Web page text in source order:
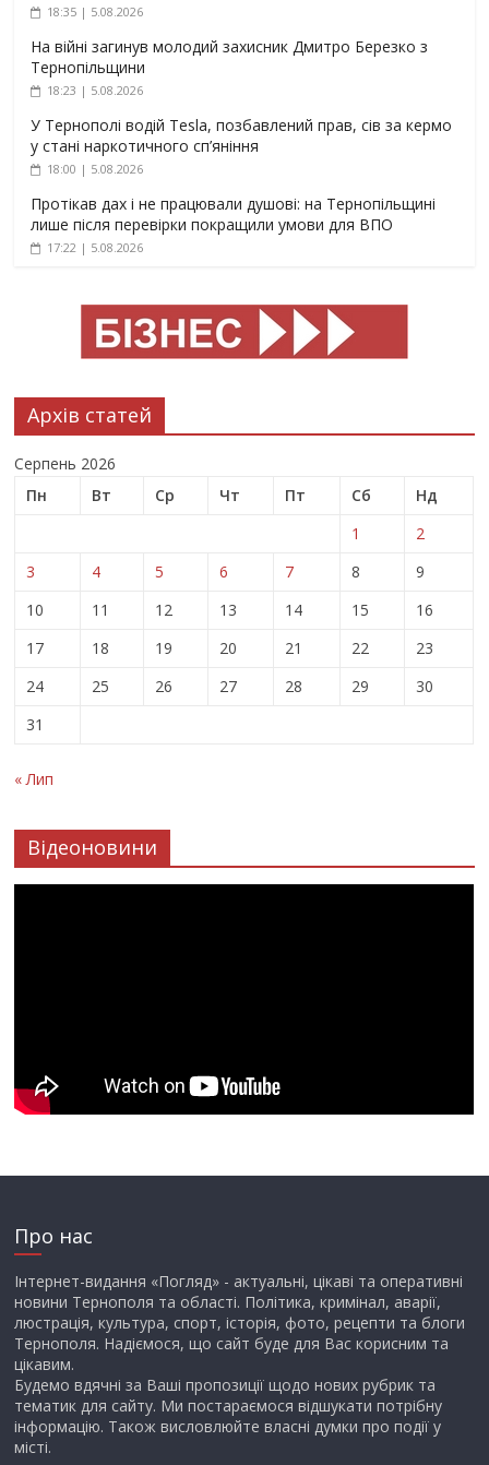
18:35 | 5.08.2026
На війні загинув молодий захисник Дмитро Березко з
Тернопільщини
18:23 | 5.08.2026
У Тернополі водій Tesla, позбавлений прав, сів за кермо
у стані наркотичного сп’яніння
18:00 | 5.08.2026
Протікав дах і не працювали душові: на Тернопільщині
лише після перевірки покращили умови для ВПО
17:22 | 5.08.2026
Архів статей
Серпень 2026
Пн
Вт Ср Чт Пт Сб
Нд
1
2
3
4 5 6 7 8
9
10
11 12 13 14 15
16
17
18 19 20 21 22
23
24
25 26 27 28 29
30
31
« Лип
Відеоновини
Про нас
Інтернет-видання «Погляд» - актуальні, цікаві та оперативні
новини Тернополя та області. Політика, кримінал, аварії,
люстрація, культура, спорт, історія, фото, рецепти та блоги
Тернополя. Надіємося, що сайт буде для Вас корисним та
цікавим.
Будемо вдячні за Ваші пропозиції щодо нових рубрик та
тематик для сайту. Ми постараємося відшукати потрібну
інформацію. Також висловлюйте власні думки про події у
місті.